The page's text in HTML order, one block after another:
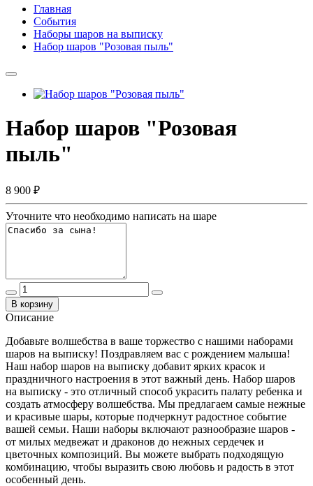
Главная
События
Наборы шаров на выписку
Набор шаров "Розовая пыль"
Набор шаров "Розовая
пыль"
8 900 ₽
Уточните что необходимо написать на шаре
В корзину
Описание
Добавьте волшебства в ваше торжество с нашими наборами
шаров на выписку! Поздравляем вас с рождением малыша!
Наш набор шаров на выписку добавит ярких красок и
праздничного настроения в этот важный день. Набор шаров
на выписку - это отличный способ украсить палату ребенка и
создать атмосферу волшебства. Мы предлагаем самые нежные
и красивые шары, которые подчеркнут радостное событие
вашей семьи. Наши наборы включают разнообразие шаров -
от милых медвежат и драконов до нежных сердечек и
цветочных композиций. Вы можете выбрать подходящую
комбинацию, чтобы выразить свою любовь и радость в этот
особенный день.